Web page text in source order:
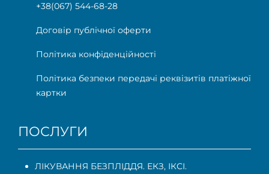
+38(067) 544-68-28
Договір публічної оферти
Політика конфіденційності
Політика безпеки передачі реквізитів платіжної
картки
ПОСЛУГИ
ЛІКУВАННЯ БЕЗПЛІДДЯ. ЕКЗ, ІКСІ.